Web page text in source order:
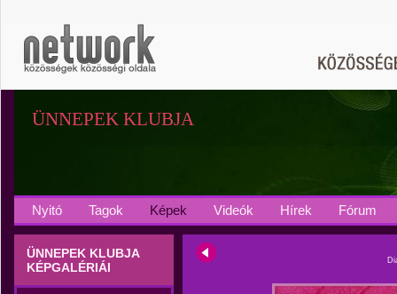
ÜNNEPEK KLUBJA
Nyitó Tagok Képek Videók Hírek Fórum
ÜNNEPEK KLUBJA
KÉPGALÉRIÁI